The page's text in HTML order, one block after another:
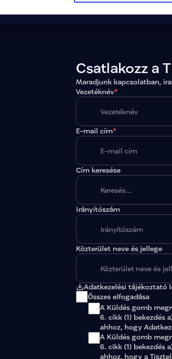
Csatlakozz a
Maradjunk kapcsolatban,
Vezetéknév*
E-mail cím*
Cím keresése
Irányítószám
Közterület neve és jellege
Adatkezelési tájékoztató
Összes elfogadása
A Küldés gomb
6. cikk (1) bekezdés
ahhoz, hogy
A Küldés gomb
6. cikk (1) bekezdés
ahhoz, hogy a